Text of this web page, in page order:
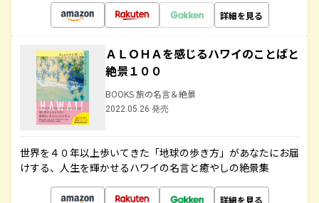
詳細を見る
ＡＬＯＨＡを感じるハワイのことばと
絶景１００
BOOKS 旅の名言＆絶景
2022.05.26 発売
世界を４０年以上歩いてきた「地球の歩き方」があなたにお届
けする、人生を輝かせるハワイの名言と癒やしの絶景集
詳細を見る